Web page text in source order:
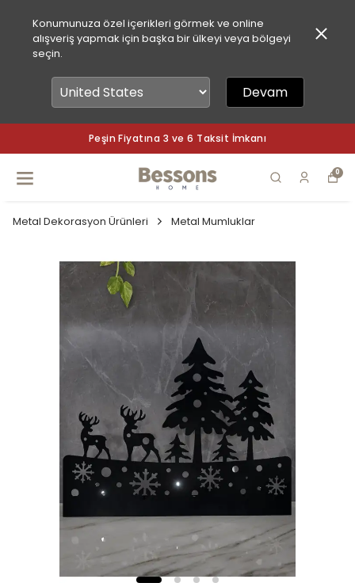
Konumunuza özel içerikleri görmek ve online
alışveriş yapmak için başka bir ülkeyi veya bölgeyi
seçin.
Devam
ve 6 Taksit İmkanı
0
Metal Dekorasyon Ürünleri Metal Mumluklar